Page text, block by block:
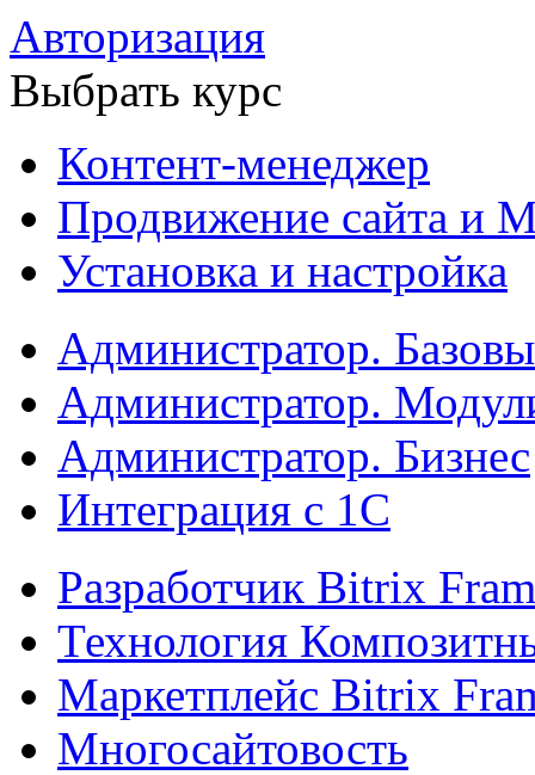
Авторизация
Выбрать курс
Контент-менеджер
Продвижение сайта и
Установка и настройка
Администратор.
Администратор.
Администратор. Бизнес
Интеграция с 1С
Разработчик Bitrix
Технология
Маркетплейс Bitrix
Многосайтовость